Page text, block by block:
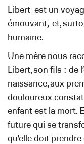
Libert est un
émouvant, et,
humaine.
Une mère nous
Libert, son fils : de
naissance, aux
douloureux
enfant est la mort.
future qui se
qu’elle doit